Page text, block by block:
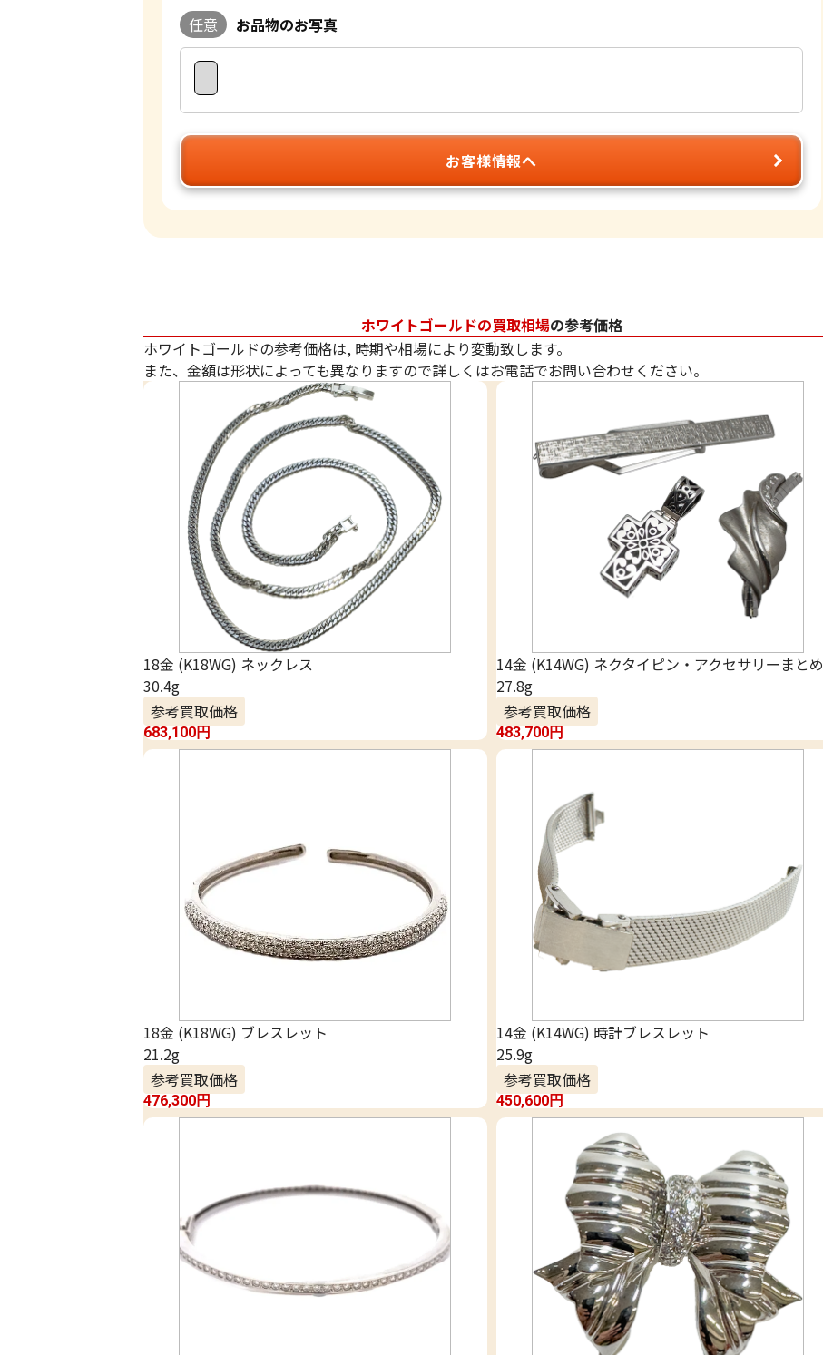
任意 お品物のお写真
お客様情報へ
ホワイトゴールドの買取相場の参考価格
ホワイトゴールドの参考価格は, 時期や相場により変動致します。
また、金額は形状によっても異なりますので詳しくはお電話でお問い合わせください。
18金 (K18WG) ネックレス
30.4g
参考買取価格
683,100円
14金 (K14WG) ネクタイピン・アクセサリーまとめ
27.8g
参考買取価格
483,700円
18金 (K18WG) ブレスレット
21.2g
参考買取価格
476,300円
14金 (K14WG) 時計ブレスレット
25.9g
参考買取価格
450,600円